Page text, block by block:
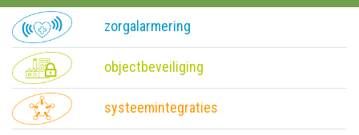
zorgalarmering
objectbeveiliging
systeemintegraties